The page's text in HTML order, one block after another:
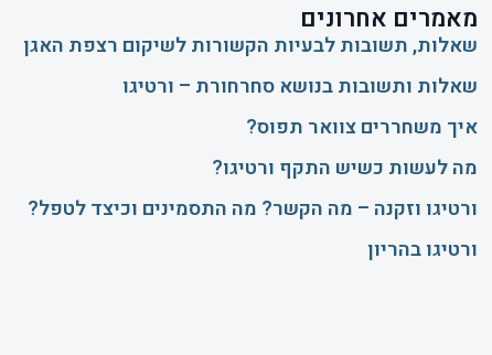
מאמרים אחרונים
שאלות, תשובות לבעיות הקשורות לשיקום רצפת האגן
שאלות ותשובות בנושא סחרחורת – ורטיגו
איך משחררים צוואר תפוס?
​מה לעשות כשיש התקף ורטיגו?
ורטיגו וזקנה – מה הקשר? מה התסמינים וכיצד לטפל?
ורטיגו בהריון